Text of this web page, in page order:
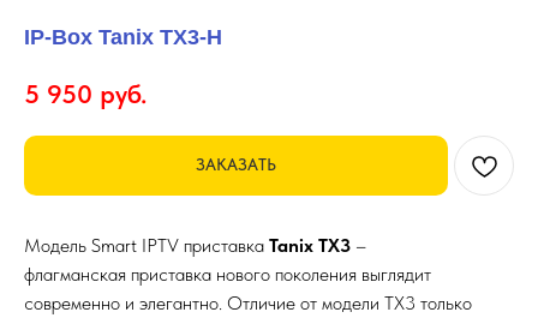
IP-Box Tanix TX3-H
5 950 руб.
ЗАКАЗАТЬ
Модель Smart IPTV приставка Tanix TX3 –
флагманская приставка нового поколения выглядит
современно и элегантно. Отличие от модели TX3 только